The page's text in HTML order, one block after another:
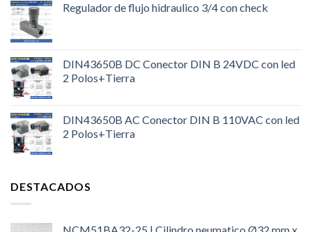
Regulador de flujo hidraulico 3/4 con check
DIN43650B DC Conector DIN B 24VDC con led
2 Polos+Tierra
DIN43650B AC Conector DIN B 110VAC con led
2 Polos+Tierra
DESTACADOS